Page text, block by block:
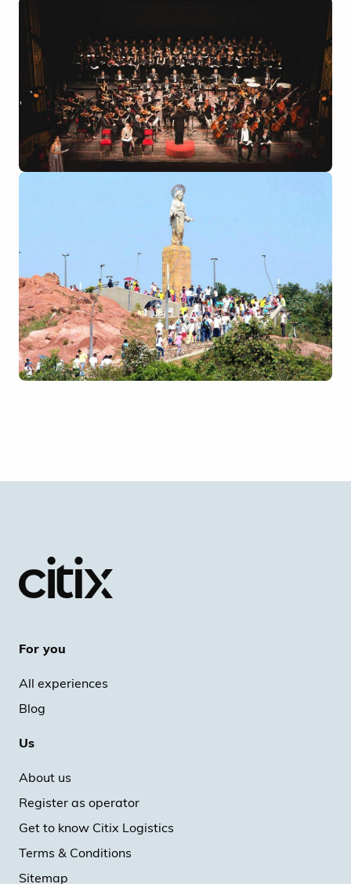
For you
All experiences
Blog
Us
About us
Register as operator
Get to know Citix Logistics
Terms & Conditions
Sitemap